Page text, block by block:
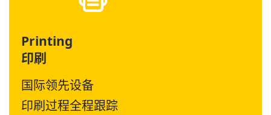
Printing
印刷
国际领先设备
印刷过程全程跟踪